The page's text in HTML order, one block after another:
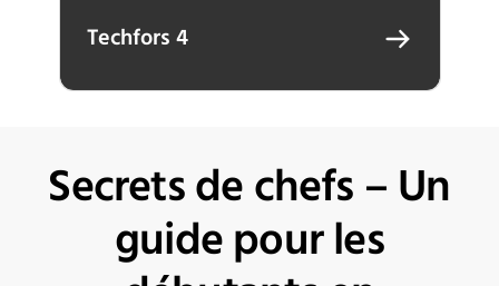
Techfors 4
Secrets de chefs – Un
guide pour les